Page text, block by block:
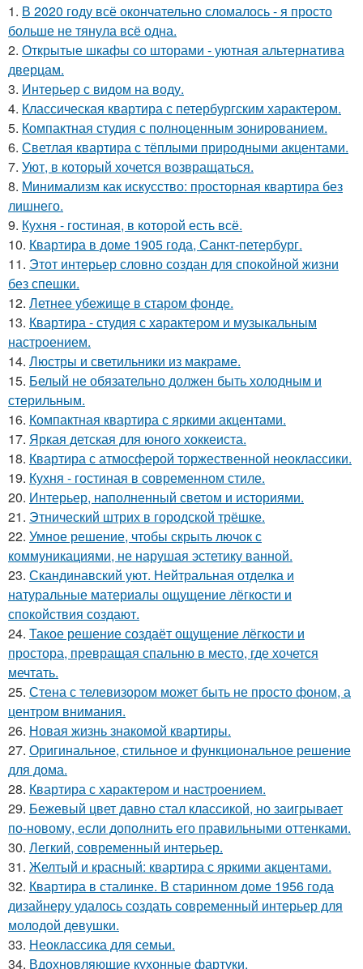
1. В 2020 году всё окончательно сломалось - я просто
больше не тянула всё одна.
2. Открытые шкафы со шторами - уютная альтернатива
дверцам.
3. Интерьер с видом на воду.
4. Классическая квартира с петербургским характером.
5. Компактная студия с полноценным зонированием.
6. Светлая квартира с тёплыми природными акцентами.
7. Уют, в который хочется возвращаться.
8. Минимализм как искусство: просторная квартира без
лишнего.
9. Кухня - гостиная, в которой есть всё.
10. Квартира в доме 1905 года, Санкт-петербург.
11. Этот интерьер словно создан для спокойной жизни
без спешки.
12. Летнее убежище в старом фонде.
13. Квартира - студия с характером и музыкальным
настроением.
14. Люстры и светильники из макраме.
15. Белый не обязательно должен быть холодным и
стерильным.
16. Компактная квартира с яркими акцентами.
17. Яркая детская для юного хоккеиста.
18. Квартира с атмосферой торжественной неоклассики.
19. Кухня - гостиная в современном стиле.
20. Интерьер, наполненный светом и историями.
21. Этнический штрих в городской трёшке.
22. Умное решение, чтобы скрыть лючок с
коммуникациями, не нарушая эстетику ванной.
23. Скандинавский уют. Нейтральная отделка и
натуральные материалы ощущение лёгкости и
спокойствия создают.
24. Такое решение создаёт ощущение лёгкости и
простора, превращая спальню в место, где хочется
мечтать.
25. Стена с телевизором может быть не просто фоном, а
центром внимания.
26. Новая жизнь знакомой квартиры.
27. Оригинальное, стильное и функциональное решение
для дома.
28. Квартира с характером и настроением.
29. Бежевый цвет давно стал классикой, но заигрывает
по-новому, если дополнить его правильными оттенками.
30. Легкий, современный интерьер.
31. Желтый и красный: квартира с яркими акцентами.
32. Квартира в сталинке. В старинном доме 1956 года
дизайнеру удалось создать современный интерьер для
молодой девушки.
33. Неоклассика для семьи.
34. Вдохновляющие кухонные фартуки.